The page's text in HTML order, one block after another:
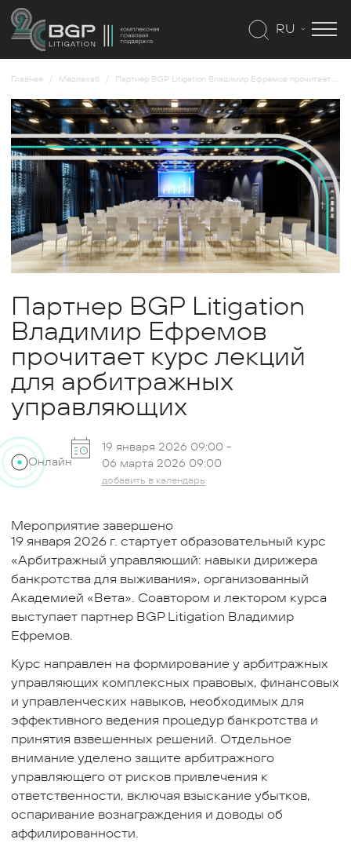
RU
Главная Медиахаб Партнер BGP Litigation Владимир Ефремов прочитает курс лекций для арбитражных управляющих
Партнер BGP Litigation
Владимир Ефремов
прочитает курс лекций
для арбитражных
управляющих
Онлайн
19 января 2026 09:00 -
06 марта 2026 09:00
добавить в календарь
Мероприятие завершено
19 января 2026 г. стартует образовательный курс
«Арбитражный управляющий: навыки дирижера
банкротства для выживания», организованный
Академией «Вета». Соавтором и лектором курса
выступает партнер BGP Litigation Владимир
Ефремов.
Курс направлен на формирование у арбитражных
управляющих комплексных правовых, финансовых
и управленческих навыков, необходимых для
эффективного ведения процедур банкротства и
принятия взвешенных решений. Отдельное
внимание уделено защите арбитражного
управляющего от рисков привлечения к
ответственности, включая взыскание убытков,
оспаривание вознаграждения и доводы об
аффилированности.